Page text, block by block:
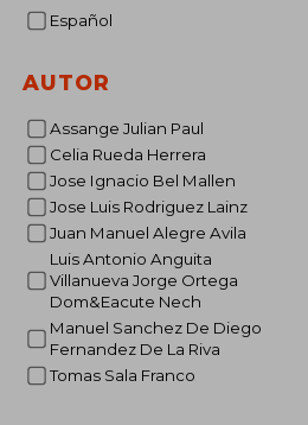
Español
AUTOR
Assange Julian Paul
Celia Rueda Herrera
Jose Ignacio Bel Mallen
Jose Luis Rodriguez Lainz
Juan Manuel Alegre Avila
Luis Antonio Anguita
Villanueva Jorge Ortega
Dom&Eacute Nech
Manuel Sanchez De Diego
Fernandez De La Riva
Tomas Sala Franco